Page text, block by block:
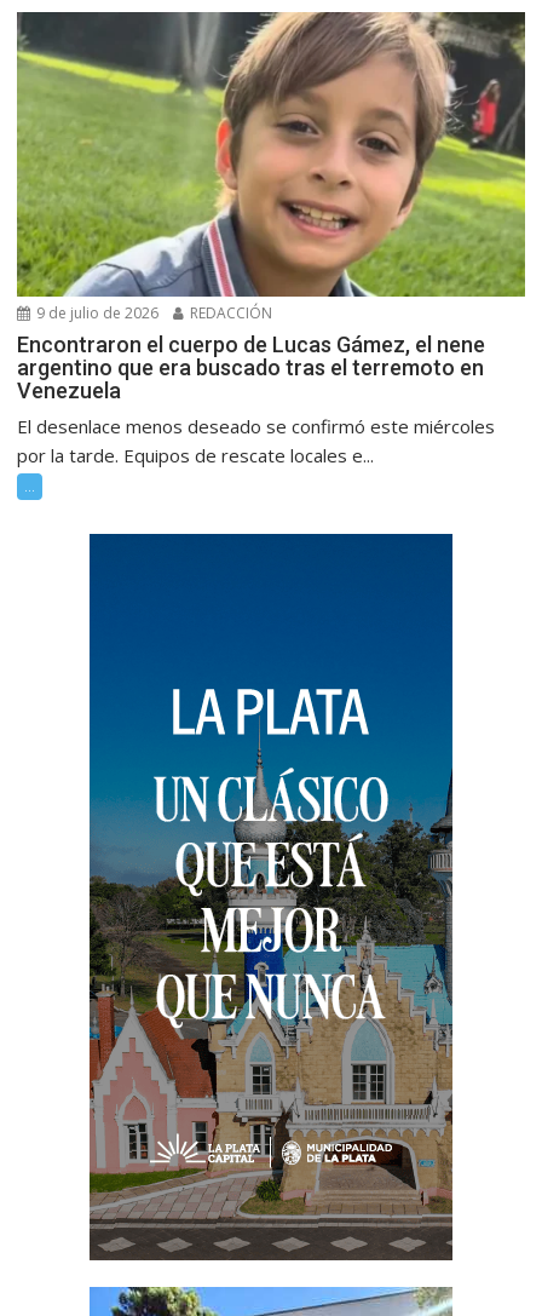
9 de julio de 2026 REDACCIÓN
Encontraron el cuerpo de Lucas Gámez, el nene
argentino que era buscado tras el terremoto en
Venezuela
El desenlace menos deseado se confirmó este miércoles
por la tarde. Equipos de rescate locales e...